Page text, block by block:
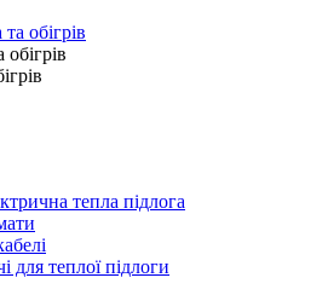
обігрів
тепла підлога
для теплої підлоги